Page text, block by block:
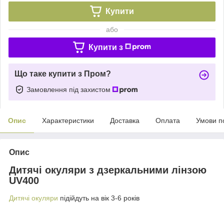
Купити
або
Купити з
Що таке купити з Пром?
Замовлення під захистом
Опис Характеристики Доставка Оплата Умови
Опис
Дитячі окуляри з дзеркальними лінзою
UV400
Дитячі окуляри підійдуть на вік 3-6 років